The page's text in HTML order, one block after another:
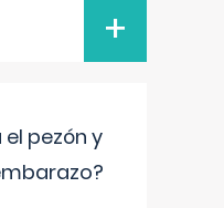
+
pezón y